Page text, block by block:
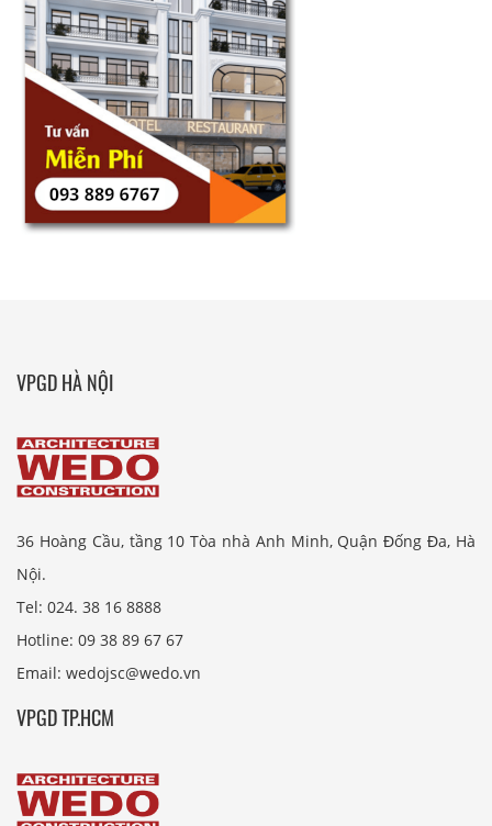
VPGD HÀ NỘI
36 Hoàng Cầu, tầng 10 Tòa nhà Anh Minh, Quận Đống Đa, Hà
Nội.
Tel: 024. 38 16 8888
Hotline: 09 38 89 67 67
Email: wedojsc@wedo.vn
VPGD TP.HCM